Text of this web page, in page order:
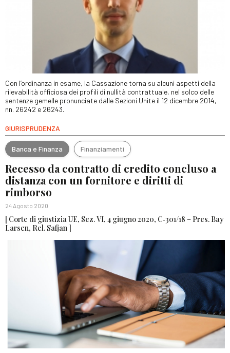
Con l’ordinanza in esame, la Cassazione torna su alcuni aspetti della
rilevabilità officiosa dei profili di nullità contrattuale, nel solco delle
sentenze gemelle pronunciate dalle Sezioni Unite il 12 dicembre 2014,
nn. 26242 e 26243.
GIURISPRUDENZA
Banca e Finanza Finanziamenti
Recesso da contratto di credito concluso a
distanza con un fornitore e diritti di
rimborso
24 Agosto 2020
[ Corte di giustizia UE, Sez. VI, 4 giugno 2020, C‑301/18 – Pres. Bay
Larsen, Rel. Safjan ]